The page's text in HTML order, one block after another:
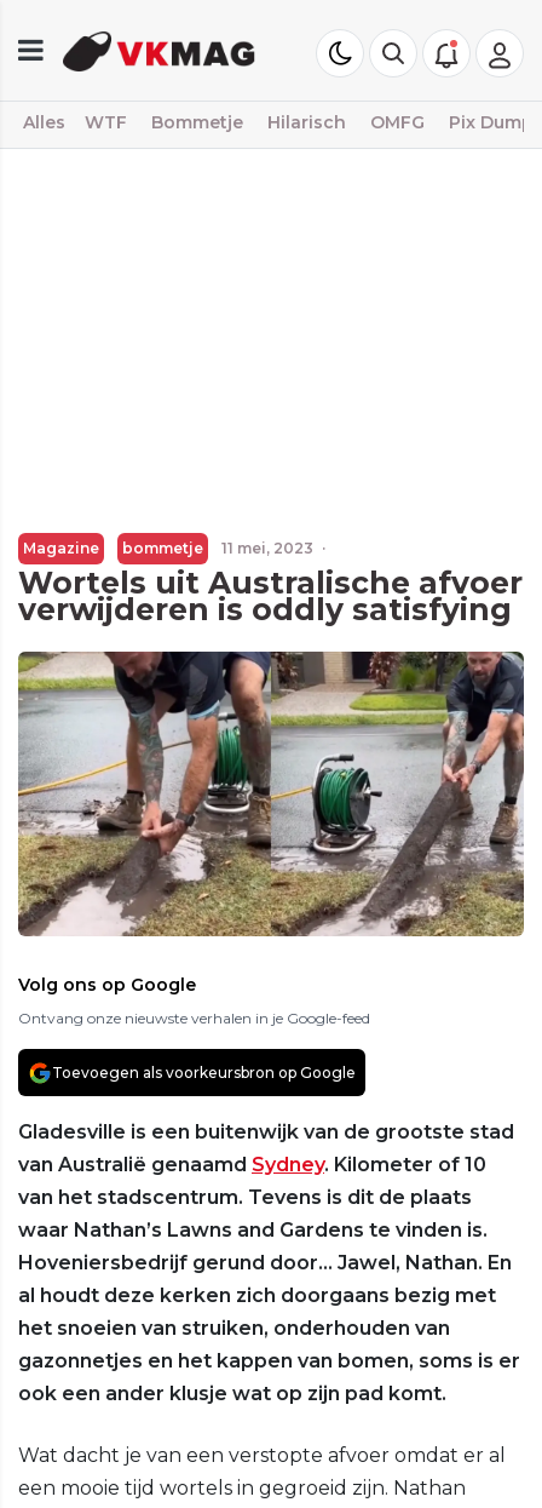
Alles WTF Bommetje Hilarisch OMFG Pix Dump
Magazine bommetje 11 mei, 2023 ·
Wortels uit Australische afvoer
verwijderen is oddly satisfying
Volg ons op Google
Ontvang onze nieuwste verhalen in je Google-feed
Toevoegen als voorkeursbron op Google
Gladesville is een buitenwijk van de grootste stad
van Australië genaamd Sydney. Kilometer of 10
van het stadscentrum. Tevens is dit de plaats
waar Nathan’s Lawns and Gardens te vinden is.
Hoveniersbedrijf gerund door… Jawel, Nathan. En
al houdt deze kerken zich doorgaans bezig met
het snoeien van struiken, onderhouden van
gazonnetjes en het kappen van bomen, soms is er
ook een ander klusje wat op zijn pad komt.
Wat dacht je van een verstopte afvoer omdat er al
een mooie tijd wortels in gegroeid zijn. Nathan